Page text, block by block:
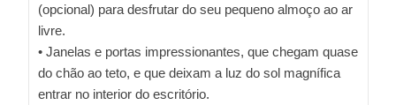
(opcional) para desfrutar do seu pequeno almoço ao ar
livre.
• Janelas e portas impressionantes, que chegam quase
do chão ao teto, e que deixam a luz do sol magnífica
entrar no interior do escritório.